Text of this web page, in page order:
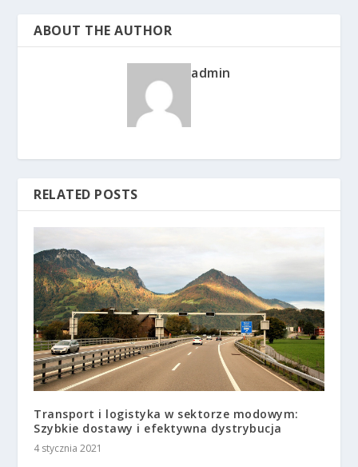
ABOUT THE AUTHOR
admin
RELATED POSTS
Transport i logistyka w sektorze modowym:
Szybkie dostawy i efektywna dystrybucja
4 stycznia 2021